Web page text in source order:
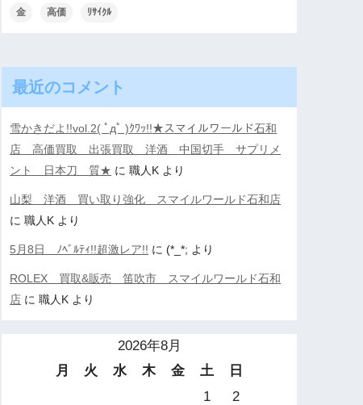
金 高価 ﾘｻｲｸﾙ
最近のコメント
雪かきだよ!!vol.2( ﾟдﾟ )ｸﾜｯ!!★スマイルワールド石和
店 高価買取 出張買取 洋酒 中国切手 サプリメ
ント 日本刀 質★ に職人K より
山梨 洋酒 買い取り強化 スマイルワールド石和店
に職人K より
5月8日 ﾉﾍﾞﾙﾃｨ!!超激レア!! に (*_*; より
ROLEX 買取&販売 笛吹市 スマイルワールド石和
店 に職人K より
2026年8月
月
火 水 木 金 土
日
1
2